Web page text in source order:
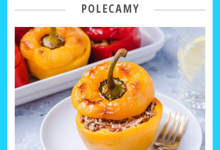
POLECAMY